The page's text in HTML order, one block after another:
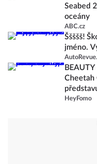
Seabed
oceány
ABC.cz
Ššššš!
jméno.
Cheetah
HeyFomo